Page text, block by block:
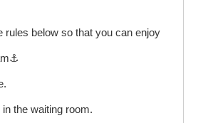
rules below so that you can enjoy
the waiting room.